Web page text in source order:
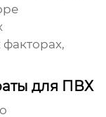
для ПВХ